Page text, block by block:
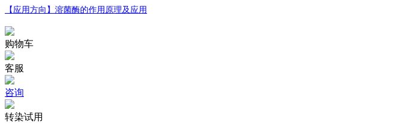
【应用方向】 溶菌酶的作用原理及应用
购物车
客服
咨询
转染试用